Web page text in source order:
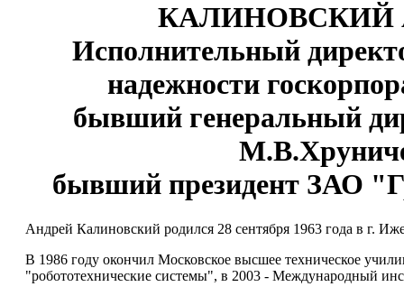
КАЛИНОВСКИЙ
Исполнительный
надежности
бывший генеральный
бывший президент ЗАО
Андрей Калиновский родился 28 сентября 1963 года в г.
В 1986 году окончил Московское высшее техническое
"робототехнические системы", в 2003 - Международный